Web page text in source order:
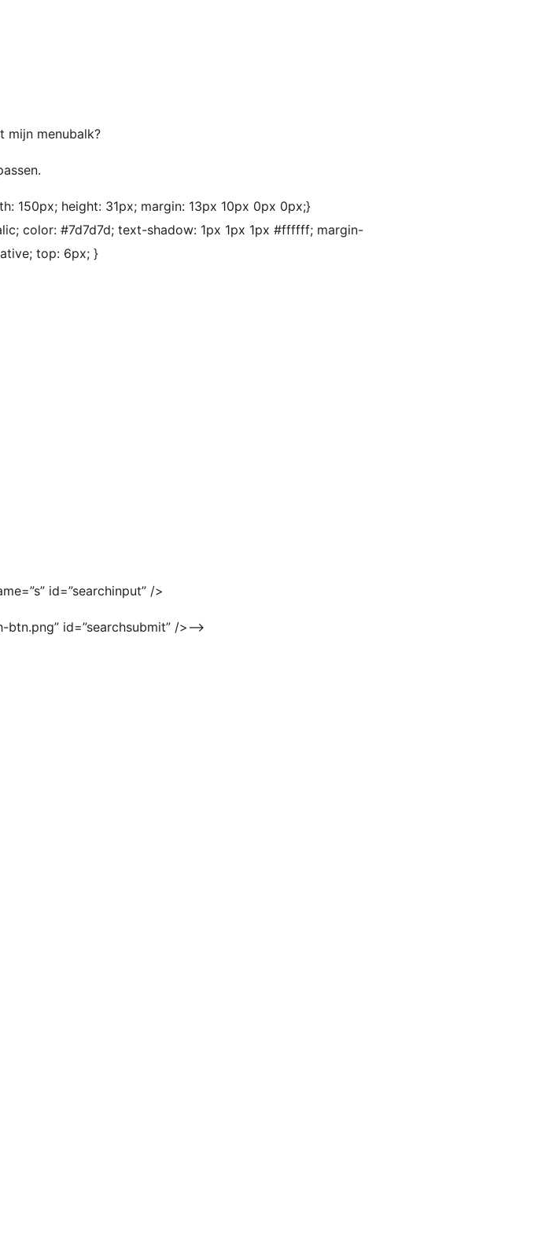
mijn menubalk?
150px; height: 31px; margin: 13px 10px 0px 0px;}
color: #7d7d7d; text-shadow: 1px 1px 1px #ffffff; margin-
top: 6px; }
id=”searchinput” />
btn.png” id=”searchsubmit” />–>